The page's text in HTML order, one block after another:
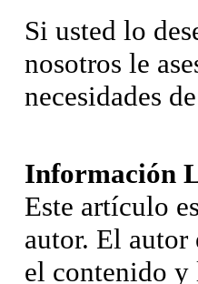
Si usted lo
nosotros le
necesidades
Información
Este artículo
autor. El autor
el contenido y